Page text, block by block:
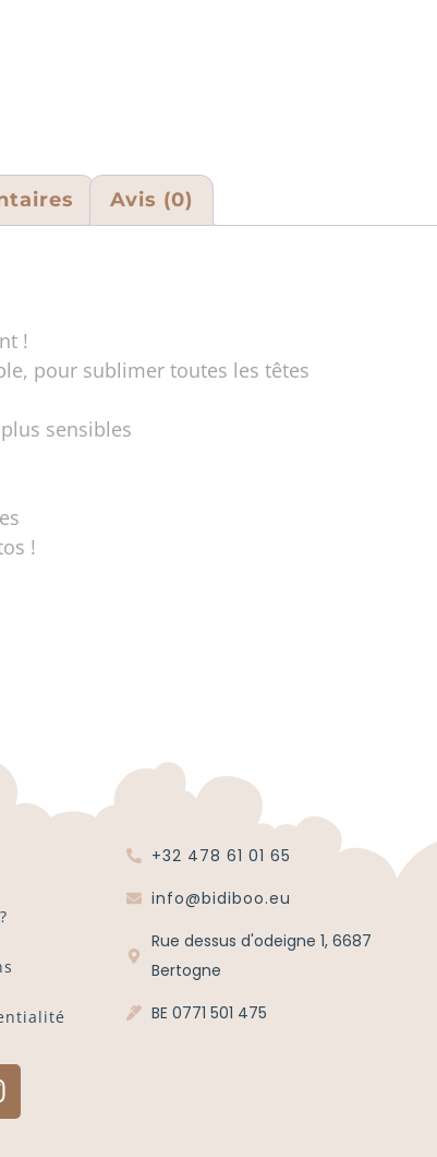
Avis (0)
!
pour sublimer toutes les têtes
sensibles
!
+32 478 61 01 65
info@bidiboo.eu
Rue dessus d'odeigne 1, 6687
Bertogne
BE 0771 501 475